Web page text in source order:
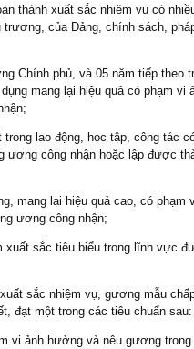
thành xuất sắc nhiệm vụ có
của Đảng, chính sách,
Chính phủ, và 05 năm tiếp
mang lại hiệu quả có phạm
lao động, học tập, công tác
ương công nhận hoặc lập được
mang lại hiệu quả cao, có
ương công nhận;
xuất sắc tiêu biểu trong lĩnh vực
sắc nhiệm vụ, gương mẫu
đạt một trong các tiêu chuẩn sau:
vi ảnh hưởng và nêu gương